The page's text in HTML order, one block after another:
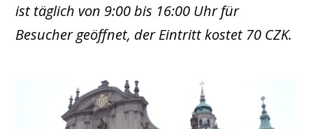
ist täglich von 9:00 bis 16:00 Uhr für
Besucher geöffnet, der Eintritt kostet 70 CZK.